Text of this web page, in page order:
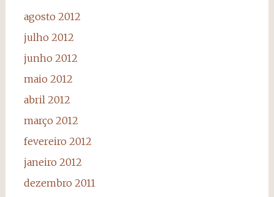
agosto 2012
julho 2012
junho 2012
maio 2012
abril 2012
março 2012
fevereiro 2012
janeiro 2012
dezembro 2011